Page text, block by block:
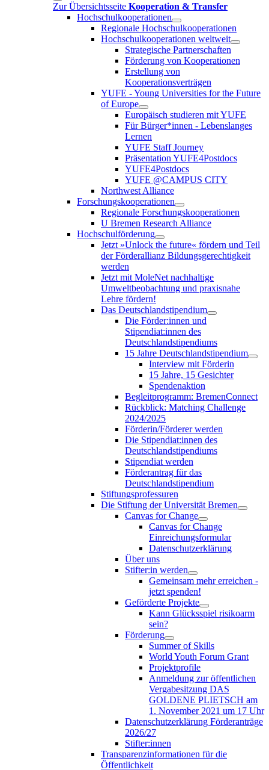
Zur Übersichtsseite Kooperation & Transfer
Hochschulkooperationen
Regionale Hochschulkooperationen
Hochschulkooperationen weltweit
Strategische Partnerschaften
Förderung von Kooperationen
Erstellung von
Kooperationsverträgen
YUFE - Young Universities for the Future
of Europe
Europäisch studieren mit YUFE
Für Bürger*innen - Lebenslanges
Lernen
YUFE Staff Journey
Präsentation YUFE4Postdocs
YUFE4Postdocs
YUFE @CAMPUS CITY
Northwest Alliance
Forschungskooperationen
Regionale Forschungskooperationen
U Bremen Research Alliance
Hochschulförderung
Jetzt »Unlock the future« fördern und Teil
der Förderallianz Bildungsgerechtigkeit
werden
Jetzt mit MoleNet nachhaltige
Umweltbeobachtung und praxisnahe
Lehre fördern!
Das Deutschlandstipendium
Die Förder:innen und
Stipendiat:innen des
Deutschlandstipendiums
15 Jahre Deutschlandstipendium
Interview mit Förderin
15 Jahre, 15 Gesichter
Spendenaktion
Begleitprogramm: BremenConnect
Rückblick: Matching Challenge
2024/2025
Förderin/Förderer werden
Die Stipendiat:innen des
Deutschlandstipendiums
Stipendiat werden
Förderantrag für das
Deutschlandstipendium
Stiftungsprofessuren
Die Stiftung der Universität Bremen
Canvas for Change
Canvas for Change
Einreichungsformular
Datenschutzerklärung
Über uns
Stifter:in werden
Gemeinsam mehr erreichen -
jetzt spenden!
Geförderte Projekte
Kann Glücksspiel risikoarm
sein?
Förderung
Summer of Skills
World Youth Forum Grant
Projektprofile
Anmeldung zur öffentlichen
Vergabesitzung DAS
GOLDENE PLIETSCH am
1. November 2021 um 17 Uhr
Datenschutzerklärung Förderanträge
2026/27
Stifter:innen
Transparenzinformationen für die
Öffentlichkeit